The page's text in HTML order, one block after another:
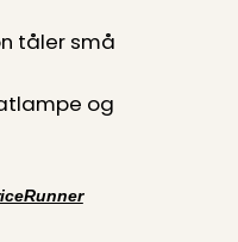
tåler små
og